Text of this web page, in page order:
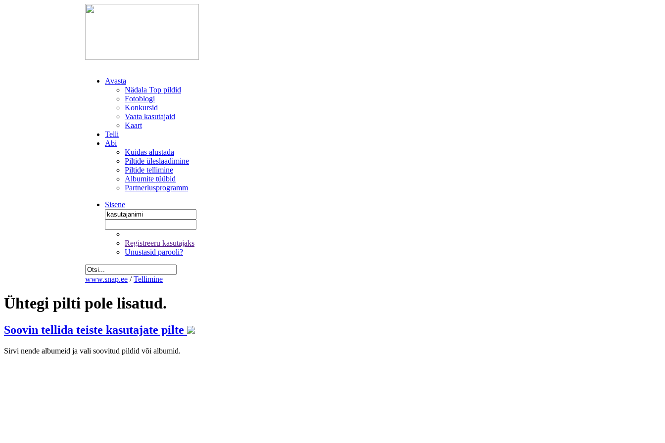
Avasta
Nädala Top pildid
Fotoblogi
Konkursid
Vaata kasutajaid
Kaart
Telli
Abi
Kuidas alustada
Piltide üleslaadimine
Piltide tellimine
Albumite tüübid
Partnerlusprogramm
Sisene
Registreeru kasutajaks
Unustasid parooli?
www.snap.ee / Tellimine
Ühtegi pilti pole lisatud.
Soovin tellida teiste kasutajate pilte
Sirvi nende albumeid ja vali soovitud pildid või albumid.